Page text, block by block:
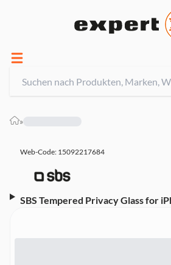
»
Web-Code: 15092217684
SBS Tempered Privacy Glass for